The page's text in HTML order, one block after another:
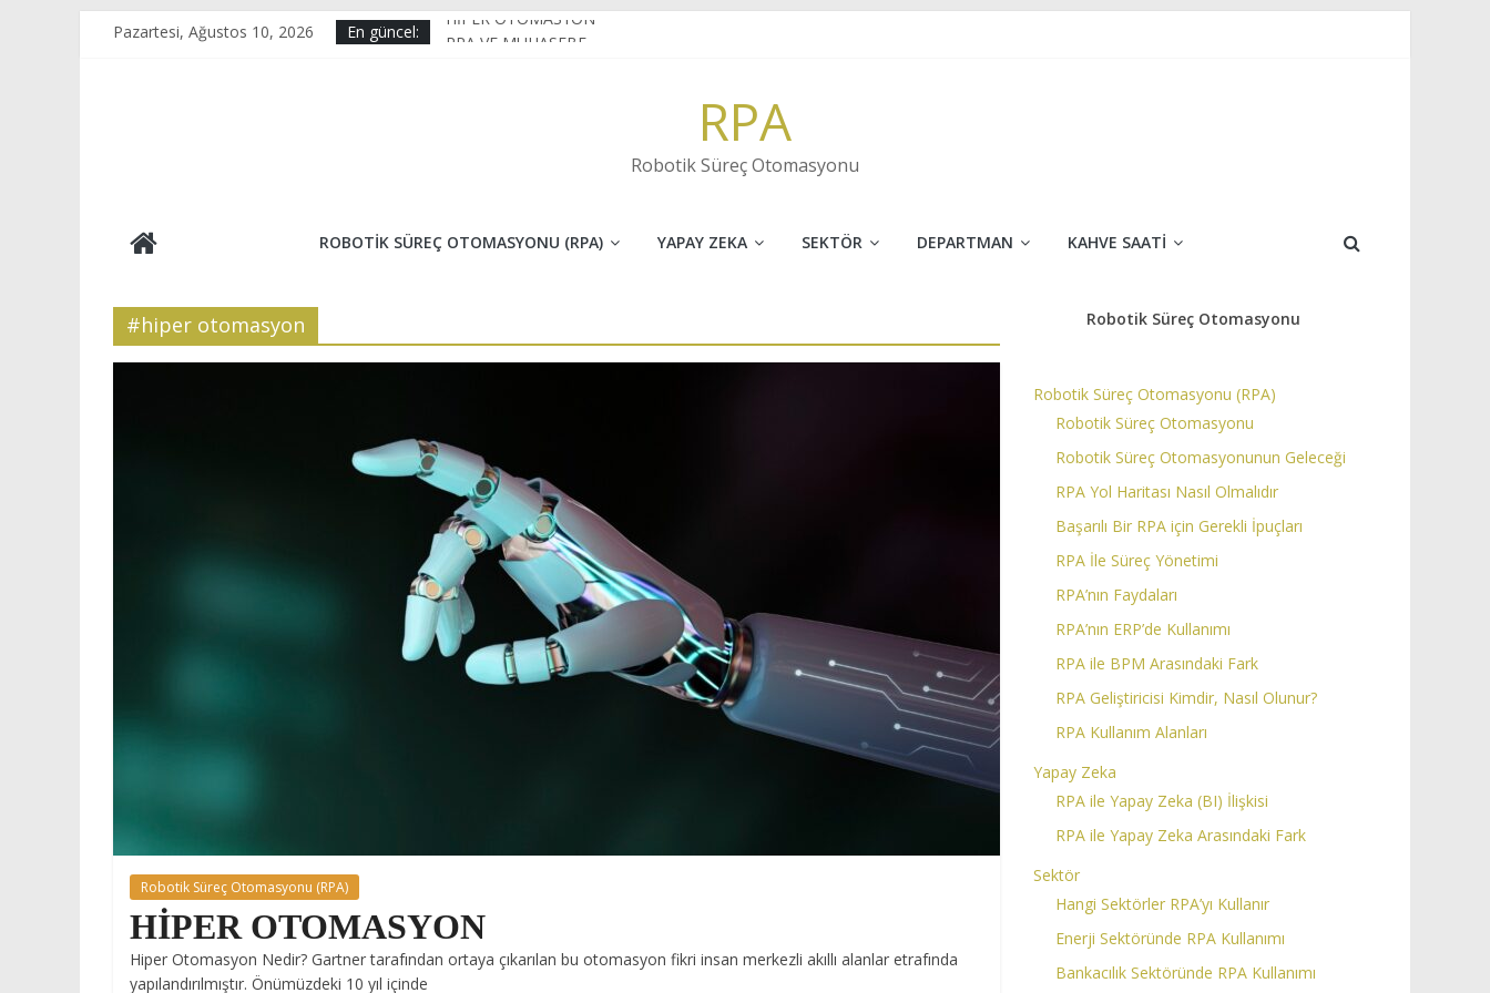
Pazartesi, Ağustos 10, 2026 En güncel:
HİPER OTOMASYON
OPTİK KARAKTER TANIMA(OCR) NEDİR?RPA
Robotik Süreç Otomasyonu
ROBOTIK SÜREÇ OTOMASYONU (RPA) YAPAY ZEKA SEKTÖR DEPARTMAN KAHVE SAATI
#hiper otomasyon
Robotik Süreç Otomasyonu (RPA)
HİPER OTOMASYON
Hiper Otomasyon Nedir? Gartner tarafından ortaya çıkarılan bu otomasyon fikri insan merkezli akıllı alanlar etrafında
yapılandırılmıştır. Önümüzdeki 10 yıl içinde
Robotik Süreç Otomasyonu
Robotik Süreç Otomasyonu (RPA)
Robotik Süreç Otomasyonu
Robotik Süreç Otomasyonunun Geleceği
RPA Yol Haritası Nasıl Olmalıdır
Başarılı Bir RPA için Gerekli İpuçları
RPA İle Süreç Yönetimi
RPA’nın Faydaları
RPA’nın ERP’de Kullanımı
RPA ile BPM Arasındaki Fark
RPA Geliştiricisi Kimdir, Nasıl Olunur?
RPA Kullanım Alanları
Yapay Zeka
RPA ile Yapay Zeka (BI) İlişkisi
RPA ile Yapay Zeka Arasındaki Fark
Sektör
Hangi Sektörler RPA’yı Kullanır
Enerji Sektöründe RPA Kullanımı
Bankacılık Sektöründe RPA Kullanımı